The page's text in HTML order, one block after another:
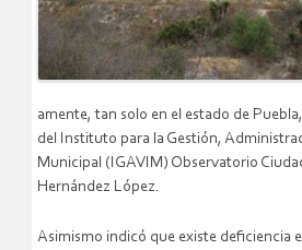
amente, tan solo en el estado de
del Instituto para la Gestión,
Municipal (IGAVIM) Observatorio
Hernández López.
Asimismo indicó que existe deficiencia